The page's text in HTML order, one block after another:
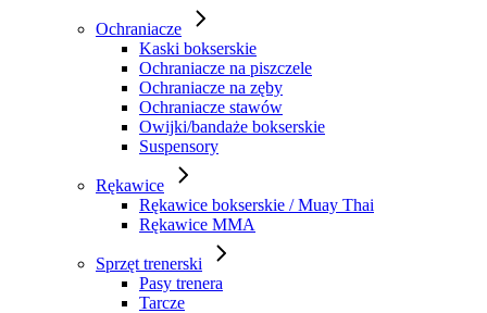
Ochraniacze
Kaski bokserskie
Ochraniacze na piszczele
Ochraniacze na zęby
Ochraniacze stawów
Owijki/bandaże bokserskie
Suspensory
Rękawice
Rękawice bokserskie / Muay Thai
Rękawice MMA
Sprzęt trenerski
Pasy trenera
Tarcze